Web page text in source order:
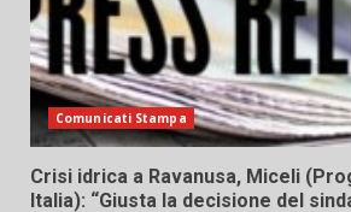
Comunicati Stampa
Crisi idrica a Ravanusa, Miceli
Italia): “Giusta la decisione del